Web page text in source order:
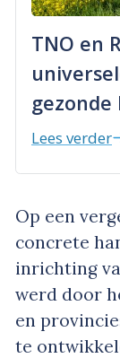
TNO en
Lees verder
Op een
concrete
inrichting
werd door
en
te